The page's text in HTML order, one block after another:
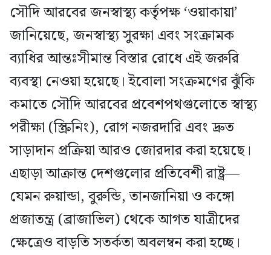
সৌদি আরবের জনস্বাস্থ্য কর্তৃপক্ষ ‘ওয়াকায়া’
জানিয়েছে, জনস্বাস্থ্য সুরক্ষা এবং সংক্রামক
ব্যাধির আন্তঃসীমান্ত বিস্তার রোধে এই জরুরি
ব্যবস্থা নেওয়া হয়েছে। ইবোলা সংক্রমণের ঝুঁকি
কমাতে সৌদি আরবের প্রবেশপথগুলোতে স্বাস্থ্য
পরীক্ষা (স্ক্রিনিং), রোগ নজরদারি এবং দ্রুত
সাড়াদান প্রক্রিয়া আরও জোরদার করা হয়েছে।
এছাড়া আক্রান্ত দেশগুলোর প্রতিবেশী রাষ্ট্র—
যেমন রুয়ান্ডা, বুরুন্ডি, তানজানিয়া ও কঙ্গো
প্রজাতন্ত্র (ব্রাজাভিল) থেকে আগত যাত্রীদের
ক্ষেত্রেও বাড়তি সতর্কতা অবলম্বন করা হচ্ছে।